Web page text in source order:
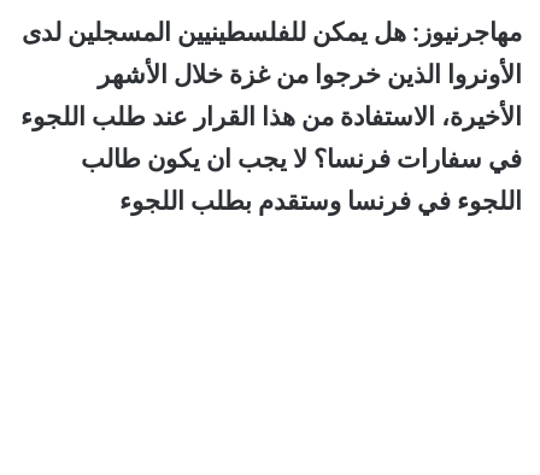
مهاجرنيوز: هل يمكن للفلسطينيين المسجلين لدى
الأونروا الذين خرجوا من غزة خلال الأشهر
الأخيرة، الاستفادة من هذا القرار عند طلب اللجوء
في سفارات فرنسا؟ لا يجب ان يكون طالب
اللجوء في فرنسا وستقدم بطلب اللجوء